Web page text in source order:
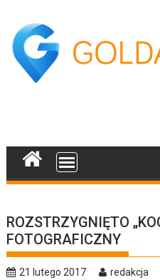
content
ROZSTRZYGNIĘTO
FOTOGRAFICZNY
21 lutego 2017 redakcja